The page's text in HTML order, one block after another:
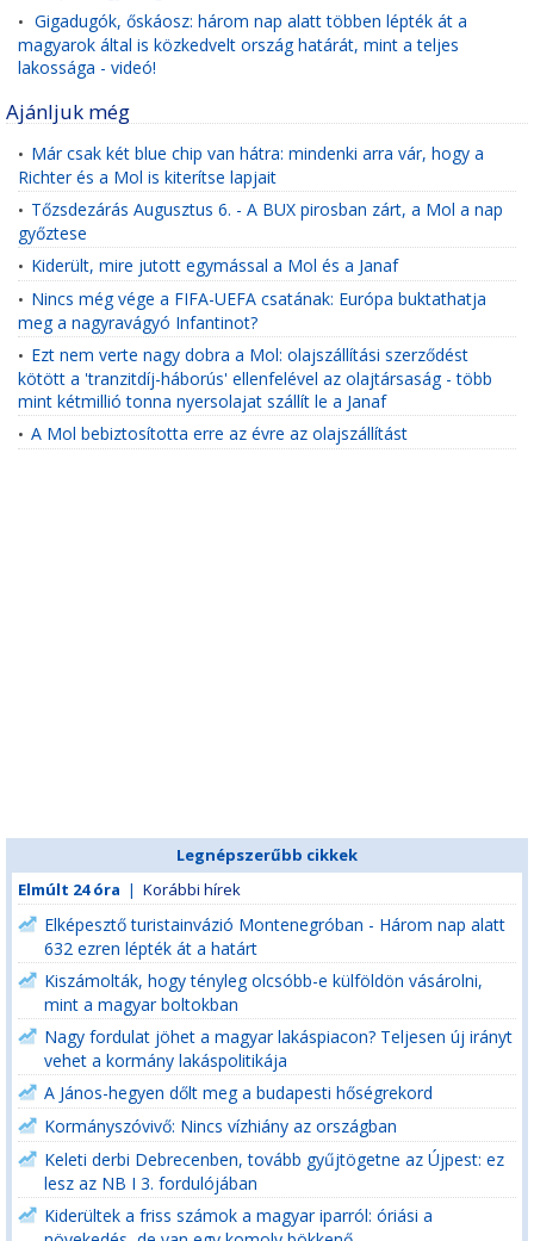
• Gigadugók, őskáosz: három nap alatt többen lépték át a
magyarok által is közkedvelt ország határát, mint a teljes
lakossága - videó!
Ajánljuk még
• Már csak két blue chip van hátra: mindenki arra vár, hogy a
Richter és a Mol is kiterítse lapjait
• Tőzsdezárás Augusztus 6. - A BUX pirosban zárt, a Mol a nap
győztese
• Kiderült, mire jutott egymással a Mol és a Janaf
• Nincs még vége a FIFA-UEFA csatának: Európa buktathatja
meg a nagyravágyó Infantinot?
• Ezt nem verte nagy dobra a Mol: olajszállítási szerződést
kötött a 'tranzitdíj-háborús' ellenfelével az olajtársaság - több
mint kétmillió tonna nyersolajat szállít le a Janaf
• A Mol bebiztosította erre az évre az olajszállítást
Legnépszerűbb cikkek
Elmúlt 24 óra | Korábbi hírek
Elképesztő turistainvázió Montenegróban - Három nap alatt
632 ezren lépték át a határt
Kiszámolták, hogy tényleg olcsóbb-e külföldön vásárolni,
mint a magyar boltokban
Nagy fordulat jöhet a magyar lakáspiacon? Teljesen új irányt
vehet a kormány lakáspolitikája
A János-hegyen dőlt meg a budapesti hőségrekord
Kormányszóvivő: Nincs vízhiány az országban
Keleti derbi Debrecenben, tovább gyűjtögetne az Újpest: ez
lesz az NB I 3. fordulójában
Kiderültek a friss számok a magyar iparról: óriási a